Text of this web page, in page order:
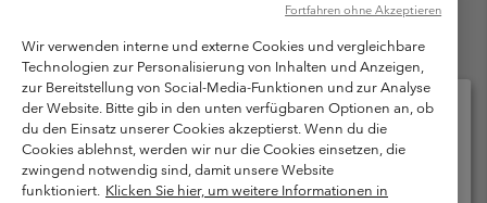
Columbia Sportswear Austria GmbH. Moosfeldstraße 1, 5101
Bergheim, Salzburg Österreich. Alle Rechte vorbehalten.
Nutzungsbedingungen
Allgemeine Verkaufsbedingungen
Garantie
Datenschutzerklärung
Bestimmungen und Bedingungen des Mitglieder Programms
Nutzungsbedingungen Für Nutzergenerierte Inhalte
Wir verwenden interne und externe Cookies und vergleichbare
Technologien zur Personalisierung von Inhalten und Anzeigen,
zur Bereitstellung von Social-Media-Funktionen und zur Analyse
der Website. Bitte gib in den unten verfügbaren Optionen an, ob
du den Einsatz unserer Cookies akzeptierst. Wenn du die
Cookies ablehnst, werden wir nur die Cookies einsetzen, die
zwingend notwendig sind, damit unsere Website
funktioniert. Klicken Sie hier, um weitere Informationen in
Fortfahren ohne Akzeptieren
Bitte wählen Sie Ihr Lieferland und Ihre Sprache
Online-Einkauf verfügbar